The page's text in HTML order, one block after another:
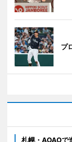
プ
札幌・AOAO